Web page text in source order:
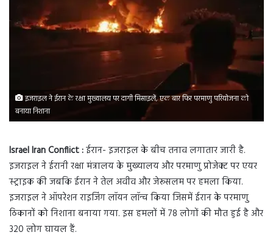
इजराइल ने ईरान के रक्षा मुख्यालय पर दागी मिसाइलें, एक बार फिर परमाणु परियोजना को
बनाया निशाना
Israel Iran Conflict :ईरान- इजराइल के बीच तनाव लगातार जारी है.
इजराइल ने ईरानी रक्षा मंत्रालय के मुख्यालय और परमाणु प्रोजेक्ट पर एयर
स्ट्राइक की जबकि ईरान ने तेल अवीव और जेरूसलम पर हमला किया.
इजराइल ने ऑपरेशन राइजिंग लॉयन लॉन्च किया जिसमें ईरान के परमाणु
ठिकानों को निशाना बनाया गया. इस हमलों में 78 लोगों की मौत हुई है और
320 लोग घायल हैं.